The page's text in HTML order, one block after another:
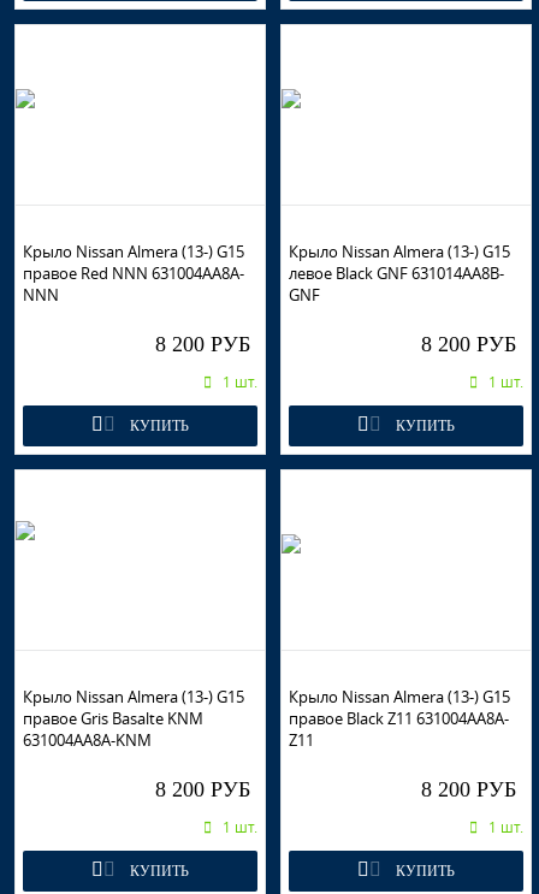
Крыло Nissan Almera (13-) G15
правое Red NNN 631004AA8A-
NNN
8 200 РУБ
1 шт.
КУПИТЬ
Крыло Nissan Almera (13-) G15
левое Black GNF 631014AA8B-
GNF
8 200 РУБ
1 шт.
КУПИТЬ
Крыло Nissan Almera (13-) G15
правое Gris Basalte KNM
631004AA8A-KNM
8 200 РУБ
1 шт.
КУПИТЬ
Крыло Nissan Almera (13-) G15
правое Black Z11 631004AA8A-
Z11
8 200 РУБ
1 шт.
КУПИТЬ